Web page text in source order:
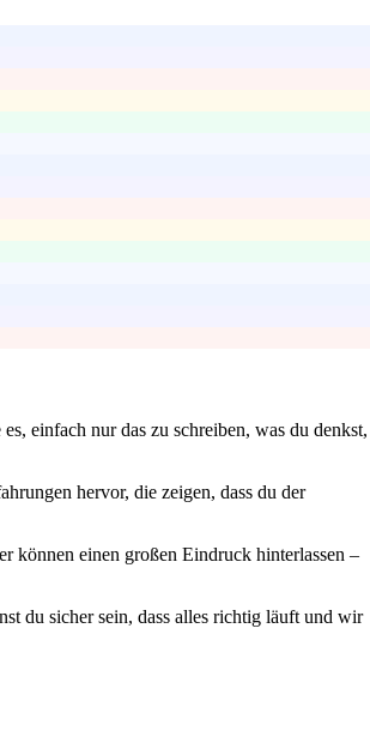
einfach nur das zu schreiben, was du denkst,
hervor, die zeigen, dass du der
können einen großen Eindruck hinterlassen –
du sicher sein, dass alles richtig läuft und wir